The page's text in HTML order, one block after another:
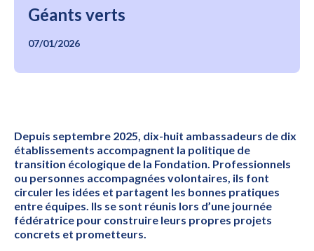
Géants verts
07/01/2026
Depuis septembre 2025, dix-huit ambassadeurs de dix
établissements accompagnent la politique de
transition écologique de la Fondation. Professionnels
ou personnes accompagnées volontaires, ils font
circuler les idées et partagent les bonnes pratiques
entre équipes. Ils se sont réunis lors d’une journée
fédératrice pour construire leurs propres projets
concrets et prometteurs.